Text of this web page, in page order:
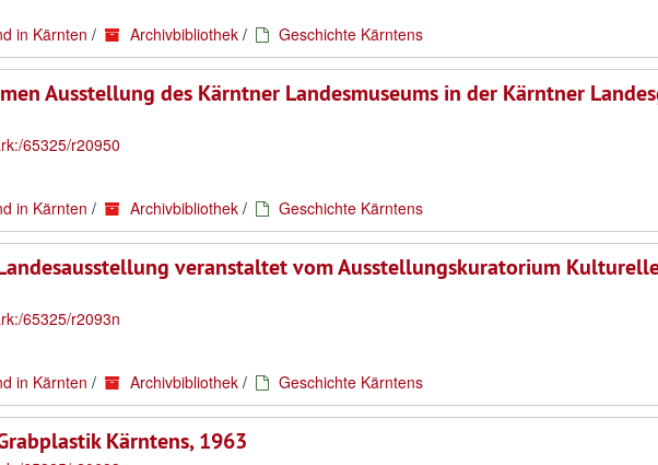
in Kärnten / Archivbibliothek / Geschichte Kärntens
Ausstellung des Kärntner Landesmuseums in der Kärntner
65325/r20950
in Kärnten / Archivbibliothek / Geschichte Kärntens
veranstaltet vom Ausstellungskuratorium
65325/r2093n
in Kärnten / Archivbibliothek / Geschichte Kärntens
Kärntens, 1963